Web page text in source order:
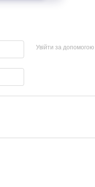
Увійти за допомогою